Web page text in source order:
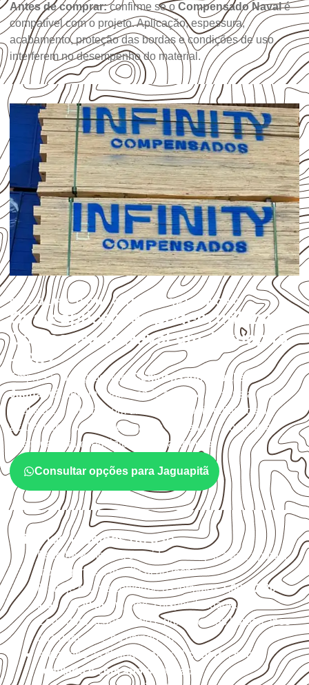
Antes de comprar:confirme se o Compensado Navalé
compatível com o projeto. Aplicação, espessura,
acabamento, proteção das bordas e condições de uso
interferem no desempenho do material.
ESCOLHA CONFORME A APLICAÇÃO
Quais aplicações podem utilizar
Compensado Naval em Jaguapitã
– PR?
Empresas que procuram
Compensado Naval em
Jaguapitã devem avaliar onde a chapa será instalada,
qual será o contato com umidade e quais cuidados de
acabamento serão necessários. Espessura, formato e
quantidade também interferem na compra.
Consultar opções para Jaguapitã
Critérios técnicos de uso
Escolha a medida considerando aplicação, apoios,
montagem e especificação técnica.
Planeje o corte conforme os formatos1,60 × 2,20 m e
1,60 × 2,50 m, sujeitos à disponibilidade.
Considere acabamento e proteção das bordas após
qualquer corte ou usinagem.
Armazene as chapas em localcoberto, seco,
ventilado e com apoio nivelado